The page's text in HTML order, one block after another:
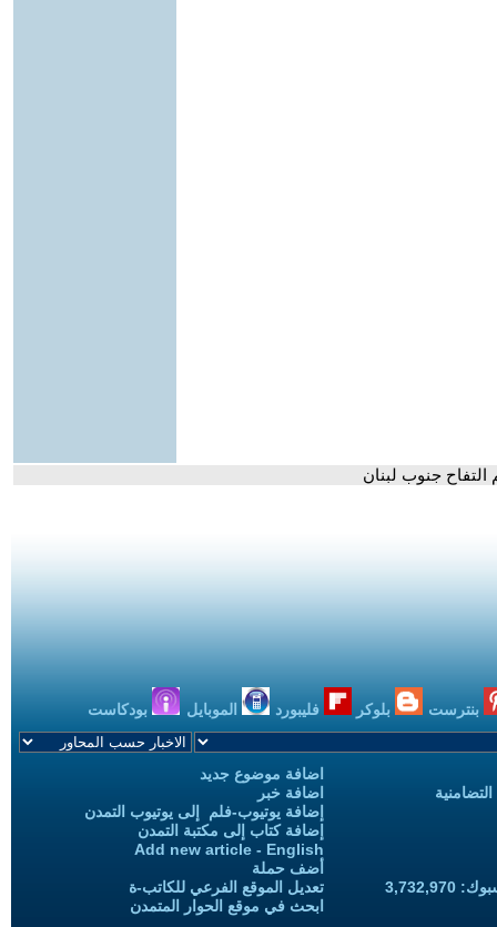
جنوب لبنان
بنترست بلوكر فليبورد الموبايل بودكاست
اضافة موضوع جديد
اضافة خبر
إضافة يوتيوب-فلم إلى يوتيوب التمدن
إضافة كتاب إلى مكتبة التمدن
Add new article - English
أضف حملة
تعديل الموقع الفرعي للكاتب-ة
ابحث في موقع الحوار المتمدن